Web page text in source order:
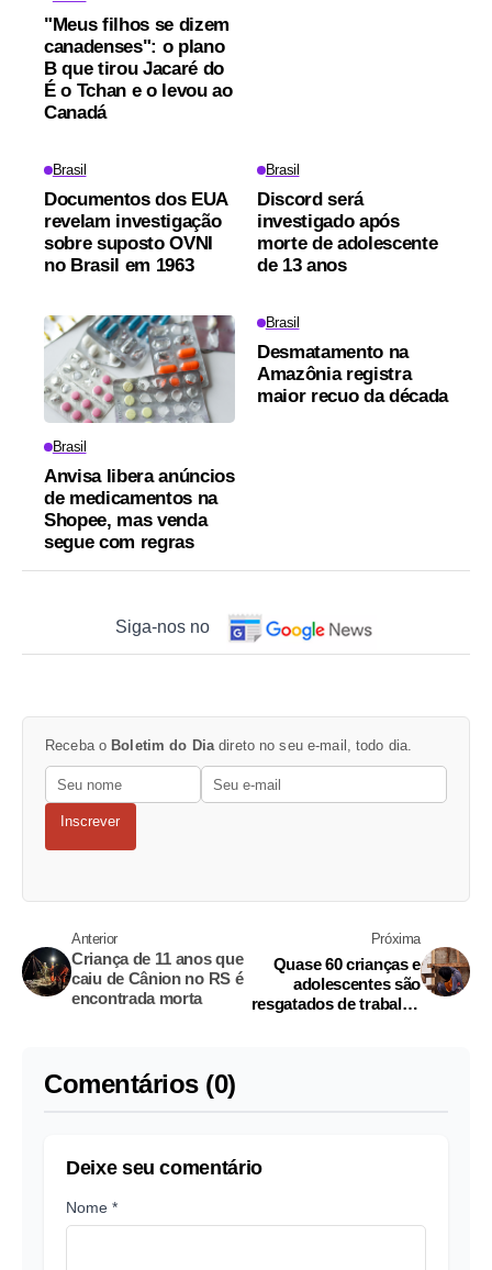
"Meus filhos se dizem
canadenses": o plano
B que tirou Jacaré do
É o Tchan e o levou ao
Canadá
Brasil
Documentos dos EUA
revelam investigação
sobre suposto OVNI
no Brasil em 1963
Brasil
Discord será
investigado após
morte de adolescente
de 13 anos
Brasil
Anvisa libera anúncios
de medicamentos na
Shopee, mas venda
segue com regras
Brasil
Desmatamento na
Amazônia registra
maior recuo da década
Siga-nos no
Receba o Boletim do Dia direto no seu e-mail, todo dia.
Inscrever
Anterior
Criança de 11 anos que
caiu de Cânion no RS é
encontrada morta
Próxima
Quase 60 crianças e
adolescentes são
resgatados de trabalho
Comentários (0)
Deixe seu comentário
Nome *